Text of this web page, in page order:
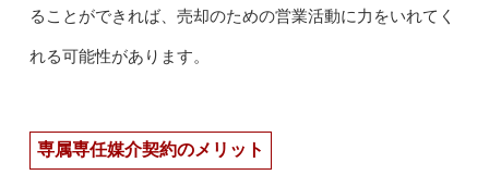
ることができれば、売却のための営業活動に力をいれてく
れる可能性があります。
専属専任媒介契約のメリット